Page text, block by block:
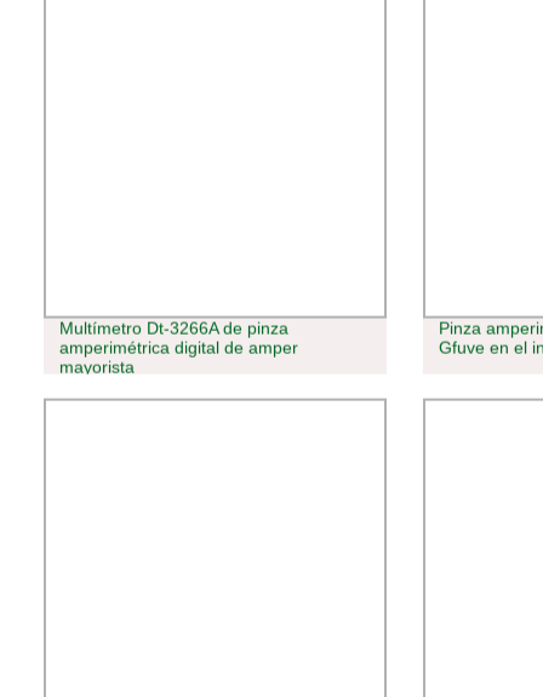
Multímetro Dt-3266A de pinza
amperimétrica digital de amper
mayorista
Pinza
Gfuve en el